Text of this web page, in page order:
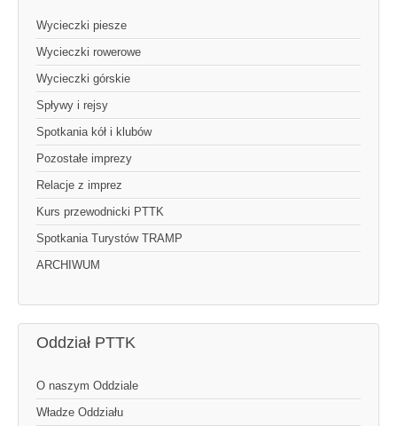
Wycieczki piesze
Wycieczki rowerowe
Wycieczki górskie
Spływy i rejsy
Spotkania kół i klubów
Pozostałe imprezy
Relacje z imprez
Kurs przewodnicki PTTK
Spotkania Turystów TRAMP
ARCHIWUM
Oddział PTTK
O naszym Oddziale
Władze Oddziału